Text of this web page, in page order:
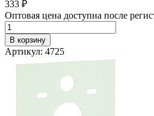
333 ₽
Оптовая цена доступна после
В корзину
Артикул: 4725